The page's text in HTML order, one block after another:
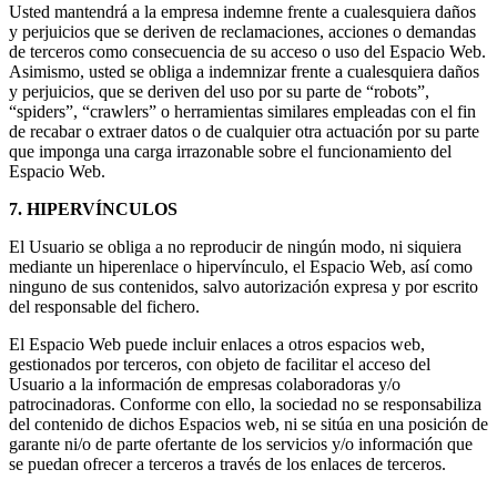
Usted mantendrá a la empresa indemne frente a cualesquiera daños
y perjuicios que se deriven de reclamaciones, acciones o demandas
de terceros como consecuencia de su acceso o uso del Espacio Web.
Asimismo, usted se obliga a indemnizar frente a cualesquiera daños
y perjuicios, que se deriven del uso por su parte de “robots”,
“spiders”, “crawlers” o herramientas similares empleadas con el fin
de recabar o extraer datos o de cualquier otra actuación por su parte
que imponga una carga irrazonable sobre el funcionamiento del
Espacio Web.
7. HIPERVÍNCULOS
El Usuario se obliga a no reproducir de ningún modo, ni siquiera
mediante un hiperenlace o hipervínculo, el Espacio Web, así como
ninguno de sus contenidos, salvo autorización expresa y por escrito
del responsable del fichero.
El Espacio Web puede incluir enlaces a otros espacios web,
gestionados por terceros, con objeto de facilitar el acceso del
Usuario a la información de empresas colaboradoras y/o
patrocinadoras. Conforme con ello, la sociedad no se responsabiliza
del contenido de dichos Espacios web, ni se sitúa en una posición de
garante ni/o de parte ofertante de los servicios y/o información que
se puedan ofrecer a terceros a través de los enlaces de terceros.